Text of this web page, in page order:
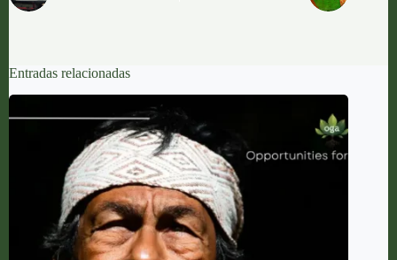
Entradas relacionadas